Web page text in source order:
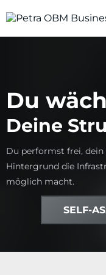
Du
Deine
Du performst frei, dein
Hintergrund die
möglich macht.
SELF-